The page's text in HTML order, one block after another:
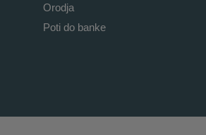
Orodja
Poti do banke